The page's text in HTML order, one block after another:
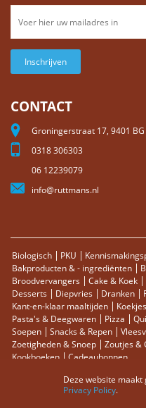
Inschrijven
CONTACT
Groningerstraat 17, 9401 BG
0318 306303
06 12239079
info@ruttmans.nl
Biologisch PKU
Bakproducten & - ingrediënten
Broodvervangers
Cake & Koek
Desserts
Diepvries Dranken
Kant-en-klaar maaltijden
Koekjes
Pasta's & Deegwaren
Pizza
Soepen
Snacks & Repen
Zoetigheden & Snoep
Zoutjes &
Kookboeken
Cadeaubonnen
Zoektermen
Deze website
Privacy Policy.